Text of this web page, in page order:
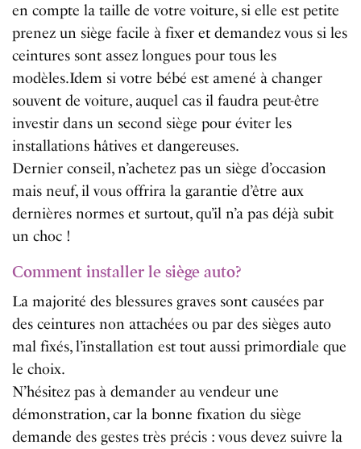
en compte la taille de votre voiture, si elle est petite
prenez un siège facile à fixer et demandez vous si les
ceintures sont assez longues pour tous les
modèles.Idem si votre bébé est amené à changer
souvent de voiture, auquel cas il faudra peut-être
investir dans un second siège pour éviter les
installations hâtives et dangereuses.
Dernier conseil, n’achetez pas un siège d’occasion
mais neuf, il vous offrira la garantie d’être aux
dernières normes et surtout, qu’il n’a pas déjà subit
un choc !
Comment installer le siège auto?
La majorité des blessures graves sont causées par
des ceintures non attachées ou par des sièges auto
mal fixés, l’installation est tout aussi primordiale que
le choix.
N’hésitez pas à demander au vendeur une
démonstration, car la bonne fixation du siège
demande des gestes très précis : vous devez suivre la